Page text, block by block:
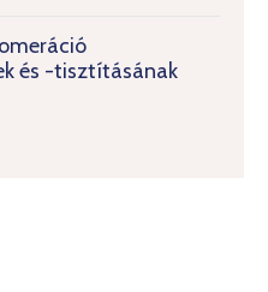
és -tisztításának